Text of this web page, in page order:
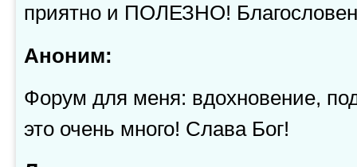
приятно и ПОЛЕЗНО!
Аноним:
Форум для меня: вдохновение,
это очень много! Слава Бог!